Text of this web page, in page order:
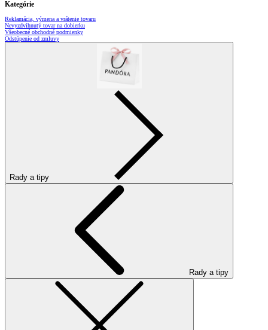
Kategórie
Reklamácia, výmena a vrátenie tovaru
Nevyzdvihnutý tovar na dobierku
Všeobecné obchodné podmienky
Odstúpenie od zmluvy
Rady a tipy
Rady a tipy